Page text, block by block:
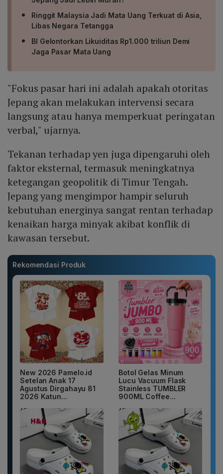
Ringgit Malaysia Jadi Mata Uang Terkuat di Asia,
Libas Negara Tetangga
BI Gelontorkan Likuiditas Rp1.000 triliun Demi
Jaga Pasar Mata Uang
"Fokus pasar hari ini adalah apakah otoritas
Jepang akan melakukan intervensi secara
langsung atau hanya memperkuat peringatan
verbal," ujarnya.
Tekanan terhadap yen juga dipengaruhi oleh
faktor eksternal, termasuk meningkatnya
ketegangan geopolitik di Timur Tengah.
Jepang yang mengimpor hampir seluruh
kebutuhan energinya sangat rentan terhadap
kenaikan harga minyak akibat konflik di
kawasan tersebut.
Rekomendasi Produk
New 2026 Pamelo.id
Setelan Anak 17
Agustus Dirgahayu 81
2026 Katun...
Botol Gelas Minum
Lucu Vacuum Flask
Stainless TUMBLER
900ML Coffee...